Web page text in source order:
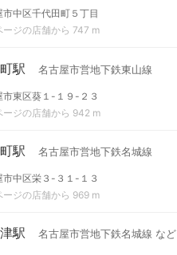
市中区千代田町５丁目
ージの店舗から 747 m
駅 名古屋市営地下鉄東山線
市東区葵１-１９-２３
ージの店舗から 942 m
駅 名古屋市営地下鉄名城線
市中区栄３-３１-１３
ージの店舗から 969 m
駅 名古屋市営地下鉄名城線 など